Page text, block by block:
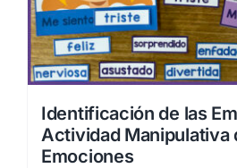
Identificación de las
Actividad Manipulativa
Emociones